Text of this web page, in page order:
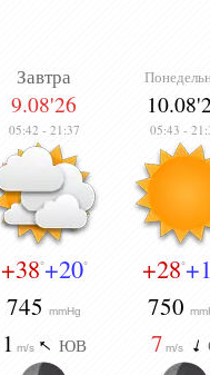
Завтра
9.08'26
05:42 - 21:37
+38°+20°
745mmHg
1 m/s ЮВ
05:43 -
+28°
750
7 m/s